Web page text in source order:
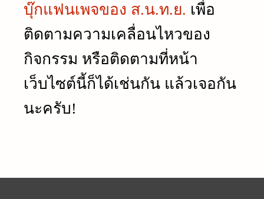
บุ๊กแฟนเพจของ ส.น.ท.ย. เพื่อ
ติดตามความเคลื่อนไหวของ
กิจกรรม หรือติดตามที่หน้า
เว็บไซต์นี้ก็ได้เช่นกัน แล้วเจอกัน
นะครับ!